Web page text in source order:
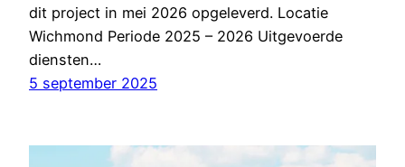
dit project in mei 2026 opgeleverd. Locatie
Wichmond Periode 2025 – 2026 Uitgevoerde
diensten…
5 september 2025